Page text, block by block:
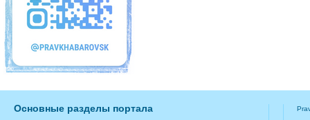
Основные разделы портала